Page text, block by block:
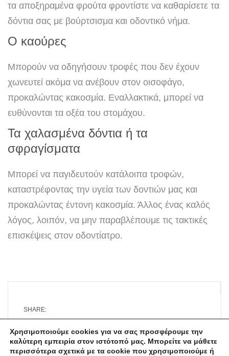
τα αποξηραμένα φρούτα φροντίστε να καθαρίσετε τα
δόντια σας με βούρτσισμα και οδοντικό νήμα.
Ο καούρες
Μπορούν να οδηγήσουν τροφές που δεν έχουν
χωνευτεί ακόμα να ανέβουν στον οισοφάγο,
προκαλώντας κακοσμία. Εναλλακτικά, μπορεί να
ευθύνονται τα οξέα του στομάχου.
Τα χαλασμένα δόντια ή τα
σφραγίσματα
Μπορεί να παγιδευτούν κατάλοιπα τροφών,
καταστρέφοντας την υγεία των δοντιών μας και
προκαλώντας έντονη κακοσμία. Άλλος ένας καλός
λόγος, λοιπόν, να μην παραβλέπουμε τις τακτικές
επισκέψεις στον οδοντίατρο.
SHARE:
Χρησιμοποιούμε cookies για να σας προσφέρουμε την
καλύτερη εμπειρία στον ιστότοπό μας. Μπορείτε να μάθετε
περισσότερα σχετικά με τα cookie που χρησιμοποιούμε ή